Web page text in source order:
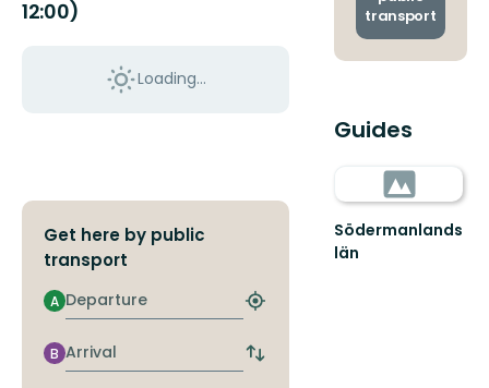
12:00)
Loading...
Get here by public
transport
Departure
A
Find
stop
Arrival
B
Switch
transport
Guides
Södermanlands
län